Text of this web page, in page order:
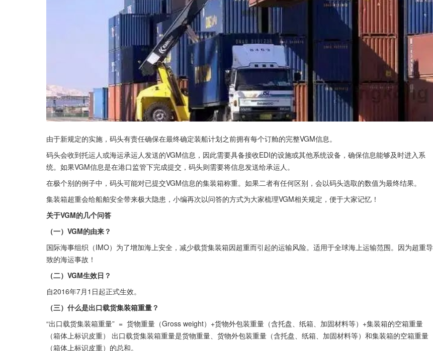
由于新规定的实施，码头有责任确保在最终确定装船计划之前拥有每个订舱的完整VGM信息。
码头会收到托运人或海运承运人发送的VGM信息，因此需要具备接收EDI的设施或其他系统设备，确保信息能够及时进入系
统。如果VGM信息是在港口监管下完成提交，码头则需要将信息发送给承运人。
在极个别的例子中，码头可能对已提交VGM信息的集装箱称重。如果二者有任何区别，会以码头选取的数值为最终结果。
集装箱超重会给船舶安全带来极大隐患，小编再次以问答的方式为大家梳理VGM相关规定，便于大家记忆！
关于VGM的几个问答
（一）VGM的由来？
国际海事组织（IMO）为了增加海上安全，减少载货集装箱因超重而引起的运输风险。适用于全球海上运输范围。因为超重导
致的海运事故！
（二）VGM生效日？
自2016年7月1日起正式生效。
（三）什么是出口载货集装箱重量？
“出口载货集装箱重量”  =  货物重量（Gross weight）+货物外包装重量（含托盘、纸箱、加固材料等）+集装箱的空箱重量
（箱体上标识皮重） 出口载货集装箱重量是货物重量、货物外包装重量（含托盘、纸箱、加固材料等）和集装箱的空箱重量
（箱体上标识皮重）的总和。